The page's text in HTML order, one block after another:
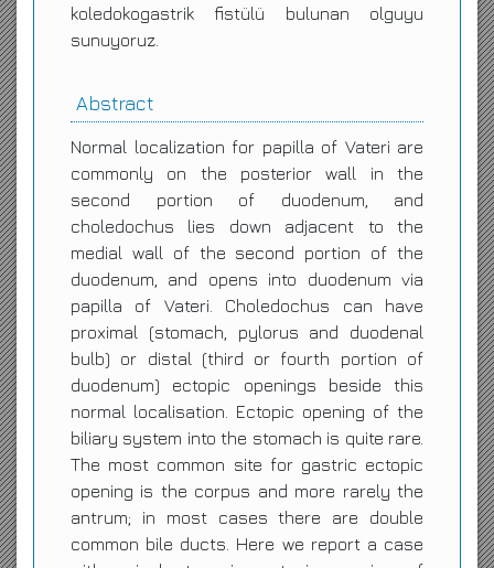
koledokogastrik fistülü bulunan olguyu
sunuyoruz.
Abstract
Normal localization for papilla of Vateri are
commonly on the posterior wall in the
second portion of duodenum, and
choledochus lies down adjacent to the
medial wall of the second portion of the
duodenum, and opens into duodenum via
papilla of Vateri. Choledochus can have
proximal (stomach, pylorus and duodenal
bulb) or distal (third or fourth portion of
duodenum) ectopic openings beside this
normal localisation. Ectopic opening of the
biliary system into the stomach is quite rare.
The most common site for gastric ectopic
opening is the corpus and more rarely the
antrum; in most cases there are double
common bile ducts. Here we report a case